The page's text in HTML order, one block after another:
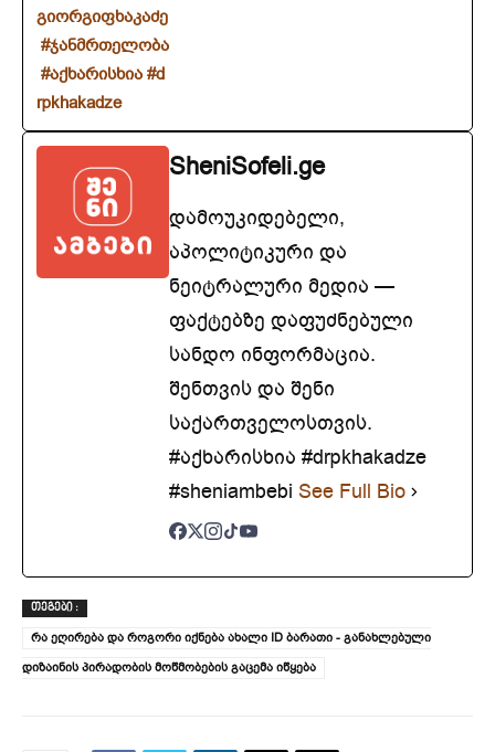
გიორგიფხაკაძე
#ჯანმრთელობა
#აქხარისხია #d
rpkhakadze
SheniSofeli.ge
დამოუკიდებელი,
აპოლიტიკური და
ნეიტრალური მედია —
ფაქტებზე დაფუძნებული
სანდო ინფორმაცია.
შენთვის და შენი
საქართველოსთვის.
#აქხარისხია #drpkhakadze
#sheniambebi See Full Bio
ᲗᲔᲒᲔᲑᲘ :
რა ეღირება და როგორი იქნება ახალი ID ბარათი - განახლებული
დიზაინის პირადობის მოწმობების გაცემა იწყება